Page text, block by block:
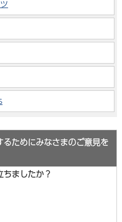
ためにみなさまのご意見を
ましたか？